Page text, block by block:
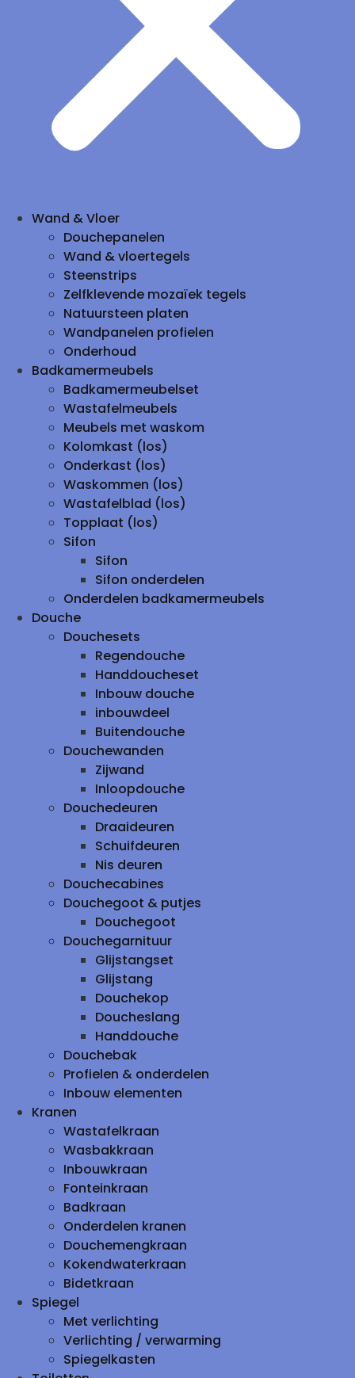
Wand & Vloer
Douchepanelen
Wand & vloertegels
Steenstrips
Zelfklevende mozaïek tegels
Natuursteen platen
Wandpanelen profielen
Onderhoud
Badkamermeubels
Badkamermeubelset
Wastafelmeubels
Meubels met waskom
Kolomkast (los)
Onderkast (los)
Waskommen (los)
Wastafelblad (los)
Topplaat (los)
Sifon
Sifon
Sifon onderdelen
Onderdelen badkamermeubels
Douche
Douchesets
Regendouche
Handdoucheset
Inbouw douche
inbouwdeel
Buitendouche
Douchewanden
Zijwand
Inloopdouche
Douchedeuren
Draaideuren
Schuifdeuren
Nis deuren
Douchecabines
Douchegoot & putjes
Douchegoot
Douchegarnituur
Glijstangset
Glijstang
Douchekop
Doucheslang
Handdouche
Douchebak
Profielen & onderdelen
Inbouw elementen
Kranen
Wastafelkraan
Wasbakkraan
Inbouwkraan
Fonteinkraan
Badkraan
Onderdelen kranen
Douchemengkraan
Kokendwaterkraan
Bidetkraan
Spiegel
Met verlichting
Verlichting / verwarming
Spiegelkasten